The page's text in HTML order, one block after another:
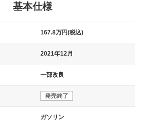
基本仕様
167.8万円(税込)
2021年12月
一部改良
発売終了
ガソリン